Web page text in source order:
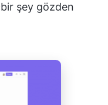
şey gözden